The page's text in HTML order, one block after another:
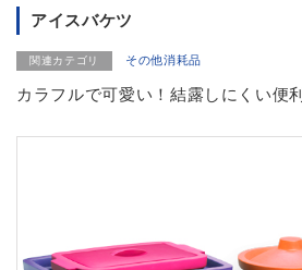
アイスバケツ
関連カテゴリ その他消耗品
カラフルで可愛い！結露しにくい便